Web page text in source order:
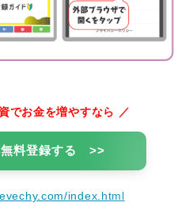
でお金を増やすなら ／
料登録する >>
index.html